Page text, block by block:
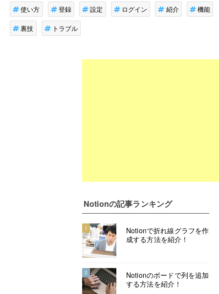
使い方 登録 設定 ログイン 紹介 機能
裏技 トラブル
Notionの記事ランキング
1
Notionで折れ線グラフを作
成する方法を紹介！
2
Notionのボードで列を追加
する方法を紹介！